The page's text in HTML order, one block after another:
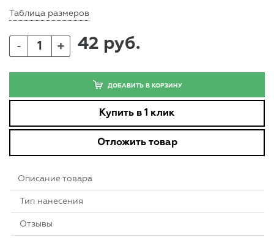
Таблица размеров
- + 42 руб.
ДОБАВИТЬ В КОРЗИНУ
Купить в 1 клик
Отложить товар
Описание товара
Тип нанесения
Отзывы